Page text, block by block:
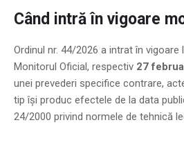
Când intră în vigoare
Ordinul nr. 44/2026 a intrat în vigoare
Monitorul Oficial, respectiv 27
unei prevederi specifice contrare,
tip își produc efectele de la data
24/2000 privind normele de tehnică